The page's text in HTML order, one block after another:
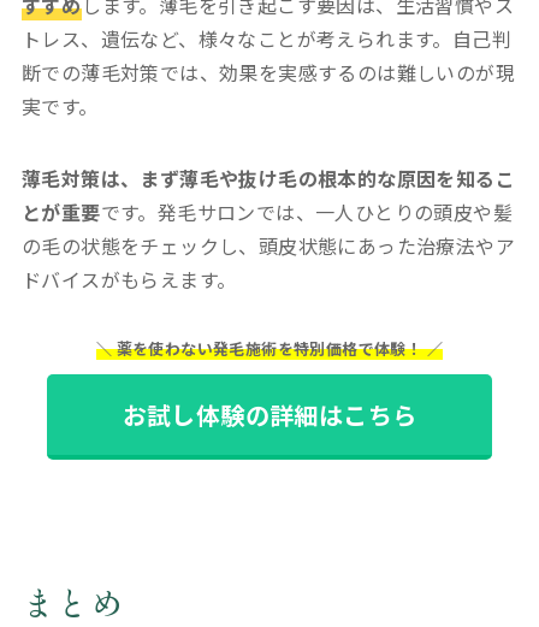
トレス、遺伝など、様々なことが考えられます。自己判
断での薄毛対策では、効果を実感するのは難しいのが現
実です。
薄毛対策は、まず薄毛や抜け毛の根本的な原因を知るこ
とが重要です。発毛サロンでは、一人ひとりの頭皮や髪
の毛の状態をチェックし、頭皮状態にあった治療法やア
ドバイスがもらえます。
＼ 薬を使わない発毛施術を特別価格で体験！ ／
お試し体験の詳細はこちら
まとめ